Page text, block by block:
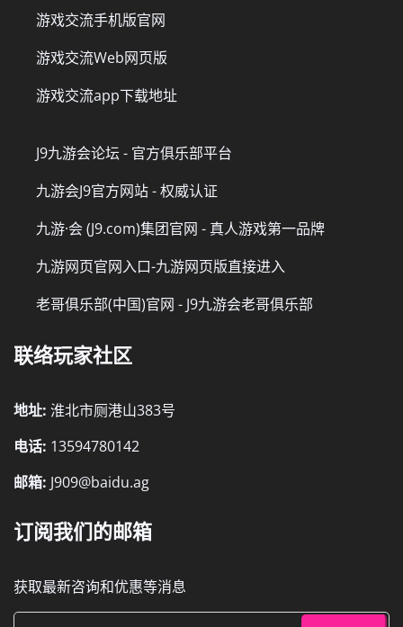
游戏交流手机版官网
游戏交流Web网页版
游戏交流app下载地址
J9九游会论坛 - 官方俱乐部平台
九游会J9官方网站 - 权威认证
九游·会 (J9.com)集团官网 - 真人游戏第一品牌
九游网页官网入口-九游网页版直接进入
老哥俱乐部(中国)官网 - J9九游会老哥俱乐部
联络玩家社区
地址: 淮北市厕港山383号
电话: 13594780142
邮箱: J909@baidu.ag
订阅我们的邮箱
获取最新咨询和优惠等消息